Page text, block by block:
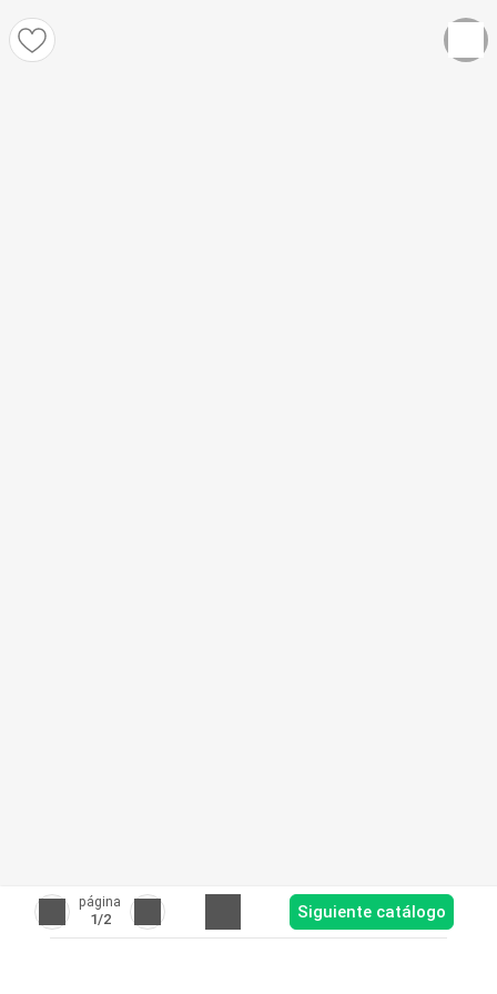
página
1/2 Siguiente catálogo